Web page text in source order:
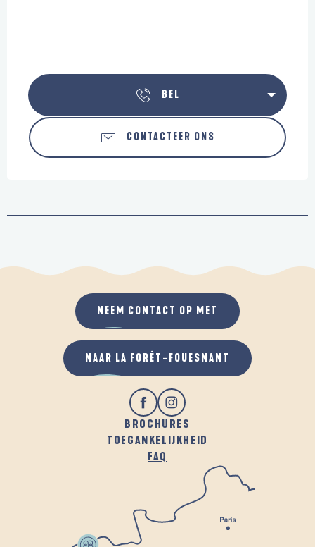
BEL
CONTACTEER ONS
BROCHURES
TOEGANKELIJKHEID
FAQ
NEEM CONTACT OP MET
NAAR LA FORÊT-FOUESNANT